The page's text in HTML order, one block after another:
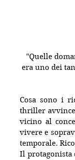
"Quelle
era uno dei
Cosa sono i
thriller
vicino al
vivere e
temporale.
Il protagonista